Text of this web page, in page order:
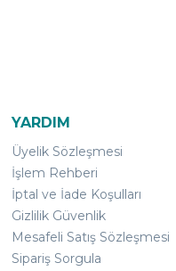
YARDIM
Üyelik Sözleşmesi
İşlem Rehberi
İptal ve İade Koşulları
Gizlilik Güvenlik
Mesafeli Satış Sözleşmesi
Sipariş Sorgula